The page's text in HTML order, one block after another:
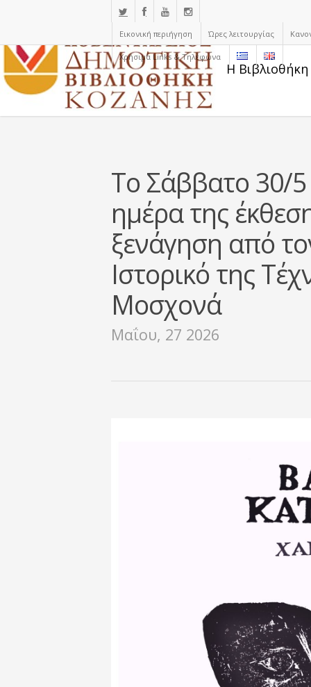
Εικονική περιήγηση Ώρες λειτουργίας
Χρήσιμα Links & Τηλέφωνα
Η
Το Σάββατο 30/5
ημέρα της
ξενάγηση από
Ιστορικό της
Μοσχονά
Μαΐου, 27 2026